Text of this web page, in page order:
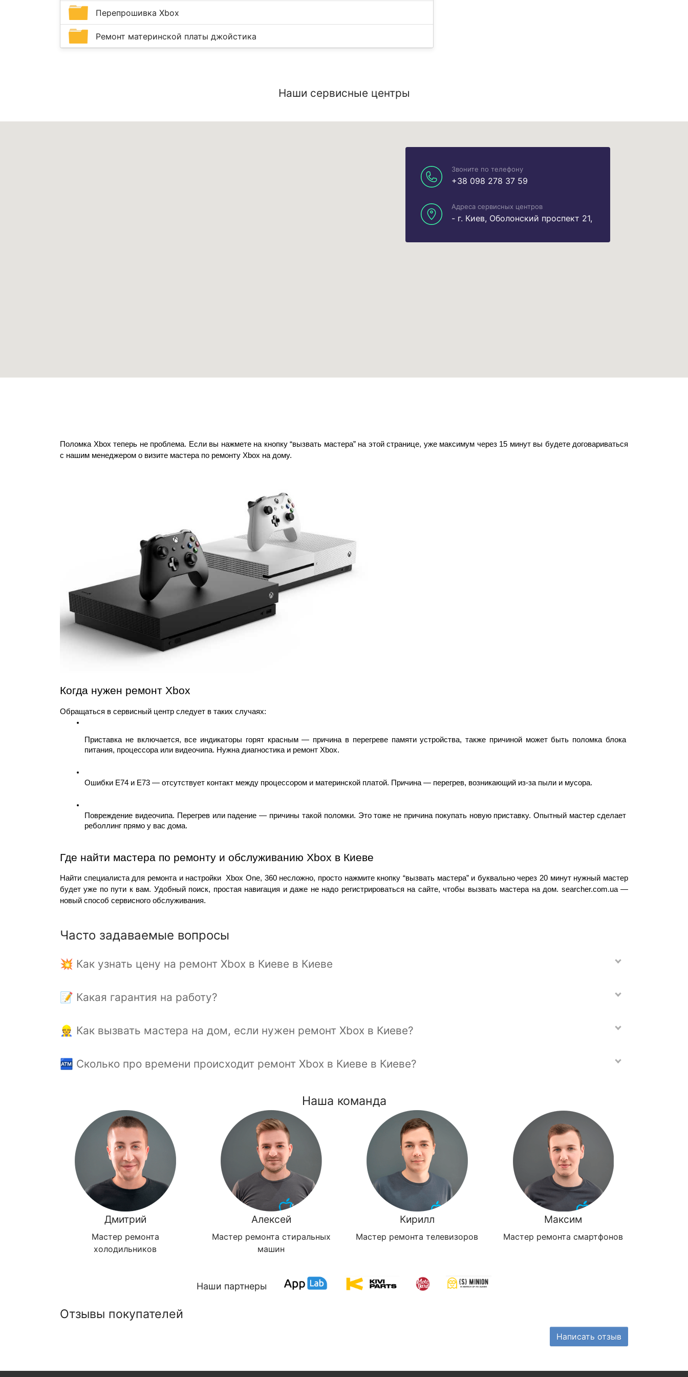
Перепрошивка Xbox
Ремонт материнской платы джойстика
Наши сервисные центры
Звоните по телефону
+38 098 278 37 59
Адреса сервисных центров
- г. Киев, Оболонский проспект 21,
Поломка Xbox теперь не проблема. Если вы нажмете на кнопку “вызвать мастера” на этой странице, уже максимум через 15 минут вы будете договариваться
с нашим менеджером о визите мастера по ремонту Xbox на дому.
Когда нужен ремонт Xbox
Обращаться в сервисный центр следует в таких случаях:
Приставка не включается, все индикаторы горят красным — причина в перегреве памяти устройства, также причиной может быть поломка блока
питания, процессора или видеочипа. Нужна диагностика и ремонт Xbox.
Ошибки Е74 и Е73 — отсутствует контакт между процессором и материнской платой. Причина — перегрев, возникающий из-за пыли и мусора.
Повреждение видеочипа. Перегрев или падение — причины такой поломки. Это тоже не причина покупать новую приставку. Опытный мастер сделает
реболлинг прямо у вас дома.
Где найти мастера по ремонту и обслуживанию Xbox в Киеве
Найти специалиста для ремонта и настройки  Xbox One, 360 несложно, просто нажмите кнопку “вызвать мастера” и буквально через 20 минут нужный мастер
будет уже по пути к вам. Удобный поиск, простая навигация и даже не надо регистрироваться на сайте, чтобы вызвать мастера на дом. searcher.com.ua —
новый способ сервисного обслуживания.
Часто задаваемые вопросы
💥 Как узнать цену на ремонт Xbox в Киеве в Киеве
📝 Какая гарантия на работу?
👷 Как вызвать мастера на дом, если нужен ремонт Xbox в Киеве?
🏧 Сколько про времени происходит ремонт Xbox в Киеве в Киеве?
Наша команда
Дмитрий
Мастер ремонта
холодильников
Алексей
Мастер ремонта стиральных
машин
Кирилл
Мастер ремонта телевизоров
Максим
Мастер ремонта смартфонов
Наши партнеры
Отзывы покупателей
Написать отзыв